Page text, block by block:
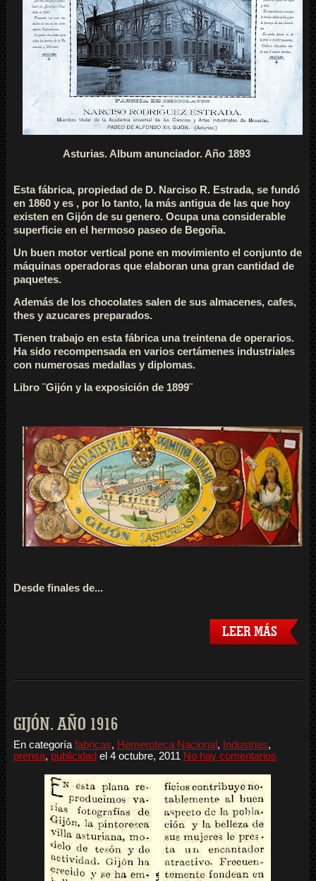
Asturias. Album anunciador. Año 1893
Esta fábrica, propiedad de D. Narciso R. Estrada, se fundó
en 1860 y es , por lo tanto, la más antigua de las que hoy
existen en Gijón de su genero. Ocupa una considerable
superficie en el hermoso paseo de Begoña.
Un buen motor vertical pone en movimiento el conjunto de
máquinas operadoras que elaboran una gran cantidad de
paquetes.
Además de los chocolates salen de sus almacenes, cafes,
thes y azucares preparados.
Tienen trabajo en esta fábrica una treintena de operarios.
Ha sido recompensada en varios certámenes industriales
con numerosas medallas y diplomas.
Libro ¨Gijón y la exposición de 1899¨
Desde finales de...
LEER MÁS
GIJÓN. AÑO 1916
En categoría fabricas, Hemeroteca Nacional , Industrias,
prensa, publicidad el 4 octubre, 2011 No hay comentarios